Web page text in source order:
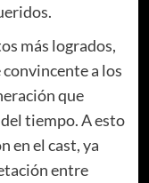
más logrados,
a los
que
tiempo. A esto
en el cast, ya
entre